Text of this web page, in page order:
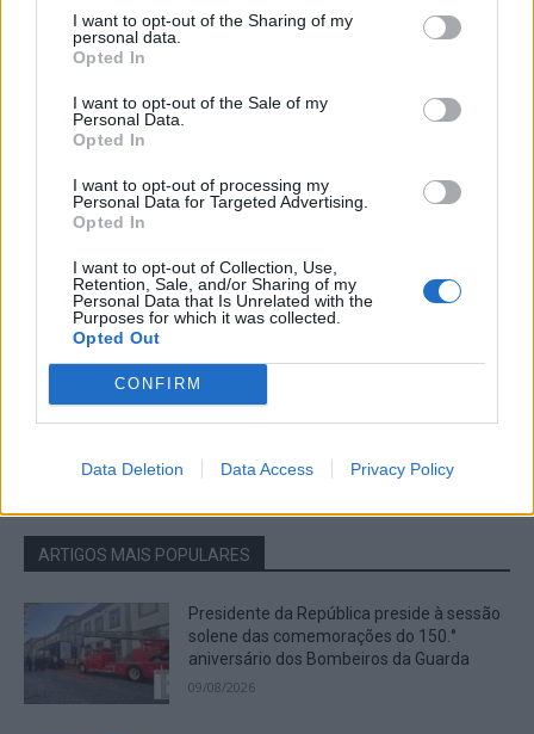
I want to opt-out of the Sharing of my
personal data.
Opted In
I want to opt-out of the Sale of my
Personal Data.
Opted In
I want to opt-out of processing my
Personal Data for Targeted Advertising.
Opted In
I want to opt-out of Collection, Use,
Retention, Sale, and/or Sharing of my
Personal Data that Is Unrelated with the
Purposes for which it was collected.
Opted Out
CONFIRM
Data Deletion Data Access Privacy Policy
Destaques
Presidente da República preside à sessão
09/08/2026
Barbas (Gonçalo) chegou no 30º lugar na
etapa de hoje da Volta a Portugal em
08/08/2026
Oito meios aéreos e mais de 260
08/08/2026
ARTIGOS MAIS POPULARES
Presidente da República preside à sessão
solene das comemorações do 150.°
aniversário dos Bombeiros da Guarda
09/08/2026